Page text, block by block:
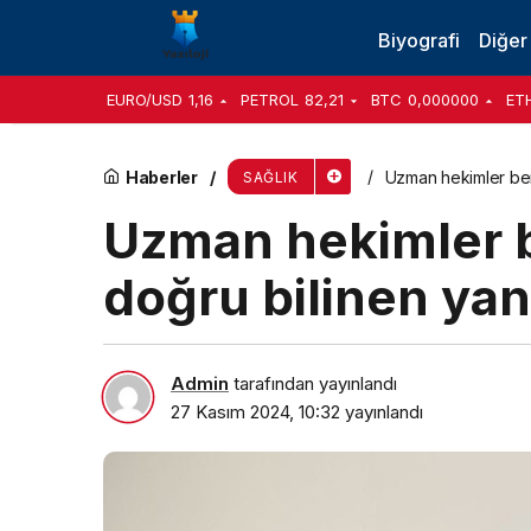
Biyografi Diğer
EURO/USD 1,16 PETROL 82,21 BTC 0,000000
Haberler SAĞLIK Uzman hekimler
Uzman hekimler
doğru bilinen
Admin tarafından yayınlandı
27 Kasım 2024, 10:32 yayınlandı
Kanserin Kemiklere Yayıldığının 8 İşareti